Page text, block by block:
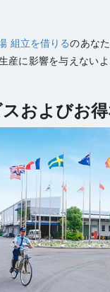
組立を借りるのあな
産に影響を与えない
およびお